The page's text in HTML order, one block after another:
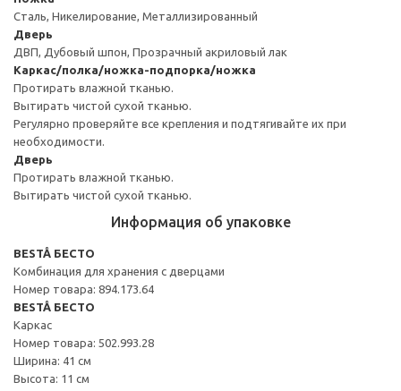
Сталь, Никелирование, Металлизированный
Дверь
ДВП, Дубовый шпон, Прозрачный акриловый лак
Каркас/полка/ножка-подпорка/ножка
Протирать влажной тканью.
Вытирать чистой сухой тканью.
Регулярно проверяйте все крепления и подтягивайте их при
необходимости.
Дверь
Протирать влажной тканью.
Вытирать чистой сухой тканью.
Информация об упаковке
BESTÅ БЕСТО
Комбинация для хранения с дверцами
Номер товара: 894.173.64
BESTÅ БЕСТО
Каркас
Номер товара: 502.993.28
Ширина: 41 см
Высота: 11 см